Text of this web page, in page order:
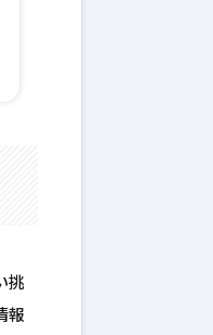
挑
報